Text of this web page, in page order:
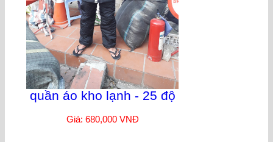
quần áo kho lạnh - 25 độ
Giá: 680,000 VNĐ